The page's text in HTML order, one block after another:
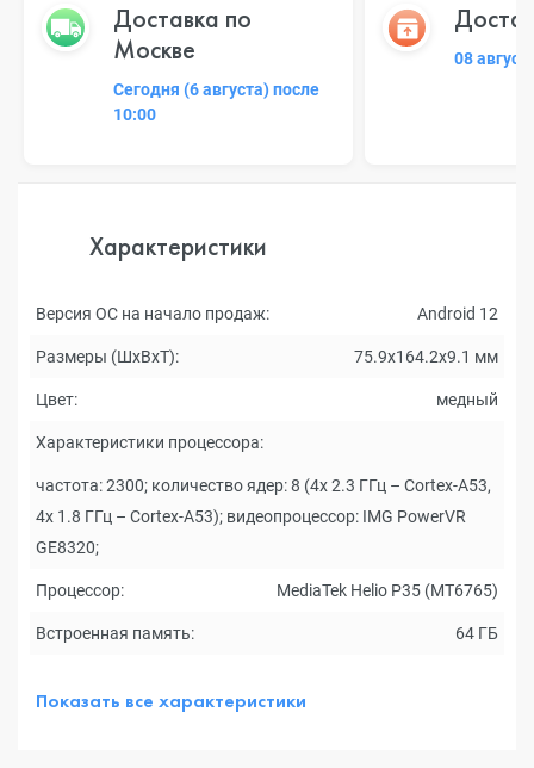
Доставка по
Москве
Сегодня (6 августа) после
10:00
08
Характеристики
Версия ОС на начало продаж: Android 12
Размеры (ШxВxТ): 75.9x164.2x9.1 мм
Цвет: медный
Характеристики процессора:
частота: 2300; количество ядер: 8 (4x 2.3 ГГц – Cortex-A53,
4x 1.8 ГГц – Cortex-A53); видеопроцессор: IMG PowerVR
GE8320;
Процессор: MediaTek Helio P35 (MT6765)
Встроенная память: 64 ГБ
Показать все характеристики